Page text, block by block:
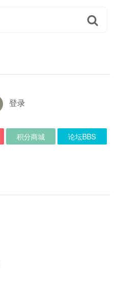
登录
积分商城 论坛BBS